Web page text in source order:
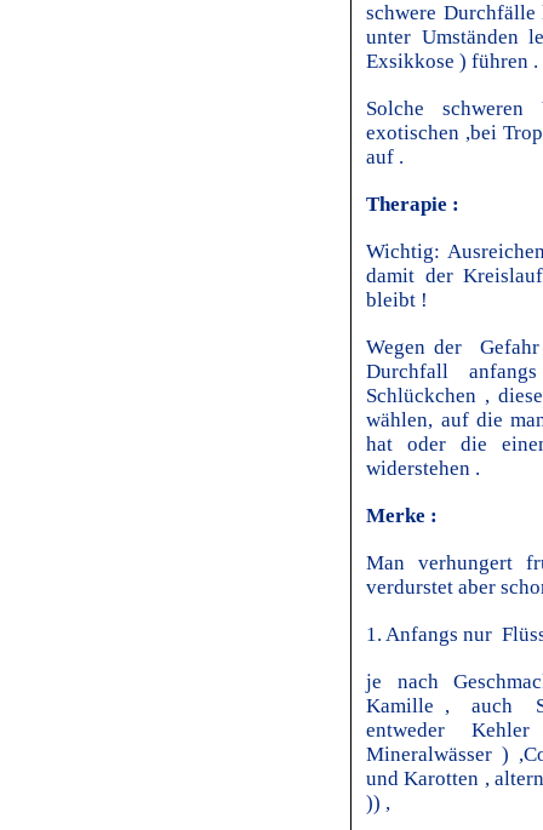
schwere
unter Umständen
Exsikkose ) führen .
Solche
exotischen ,bei
auf .
Therapie :
Wichtig:
damit der
bleibt !
Wegen der Gefahr
Durchfall
Schlückchen ,
wählen, auf die
hat oder die
widerstehen .
Merke :
Man verhungert
verdurstet aber
1. Anfangs nur
je nach
Kamille , auch
entweder
Mineralwässer )
und Karotten ,
)) ,